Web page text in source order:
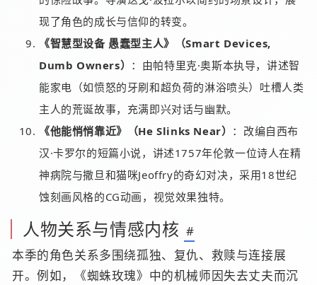
现了角色的成长与信仰的转变。
《智慧型设备 愚蠢型主人》（Smart Devices,
Dumb Owners） ：由帕特里克·奥斯本执导，讲述智
能家电（如愤怒的牙刷和超负荷的淋浴喷头）吐槽人类
主人的荒诞故事，充满即兴对话与幽默。
《他能悄悄靠近》（He Slinks Near） ：改编自西布
汉·卡罗尔的短篇小说，讲述1757年伦敦一位诗人在精
神病院与撒旦和猫咪Jeoffry的奇幻对决，采用18世纪
蚀刻画风格的CG动画，视觉效果独特。
人物关系与情感内核 #
本季的角色关系多围绕孤独、复仇、救赎与连接展
开。例如，《蜘蛛玫瑰》中的机械师因失去丈夫而沉